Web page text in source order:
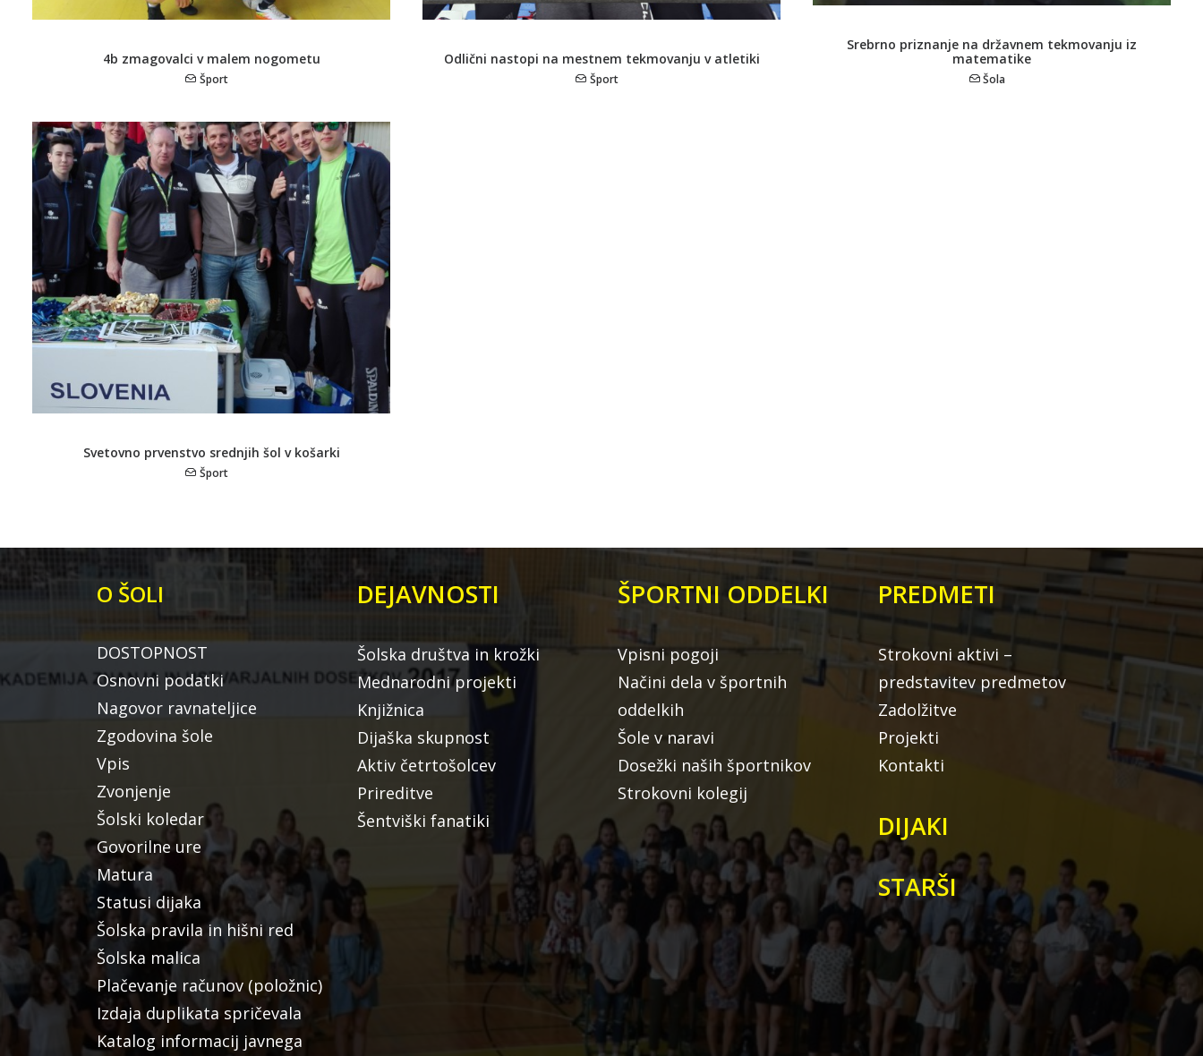
4b zmagovalci v malem nogometu
Šport
Odlični nastopi na mestnem tekmovanju v atletiki
Šport
Srebrno priznanje na državnem tekmovanju iz
matematike
Šola
Svetovno prvenstvo srednjih šol v košarki
Šport
O ŠOLI
DOSTOPNOST
Osnovni podatki
Nagovor ravnateljice
Zgodovina šole
Vpis
Zvonjenje
Šolski koledar
Govorilne ure
Matura
Statusi dijaka
Šolska pravila in hišni red
Šolska malica
Plačevanje računov (položnic)
Izdaja duplikata spričevala
Katalog informacij javnega
DEJAVNOSTI
Šolska društva in krožki
Mednarodni projekti
Knjižnica
Dijaška skupnost
Aktiv četrtošolcev
Prireditve
Šentviški fanatiki
ŠPORTNI ODDELKI
Vpisni pogoji
Načini dela v športnih
oddelkih
Šole v naravi
Dosežki naših športnikov
Strokovni kolegij
PREDMETI
Strokovni aktivi –
predstavitev predmetov
Zadolžitve
Projekti
Kontakti
DIJAKI
STARŠI